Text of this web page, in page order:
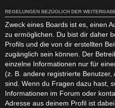
REGELUNGEN BEZÜGLICH DER
Zweck eines Boards ist es, einen
zu ermöglichen. Du bist dir daher
Profils und die von dir erstellten
zugänglich sein können. Der
einzelne Informationen nur für
(z. B. andere registrierte
sind. Wenn du Fragen dazu hast,
Informationen im Forum oder
Adresse aus deinem Profil ist